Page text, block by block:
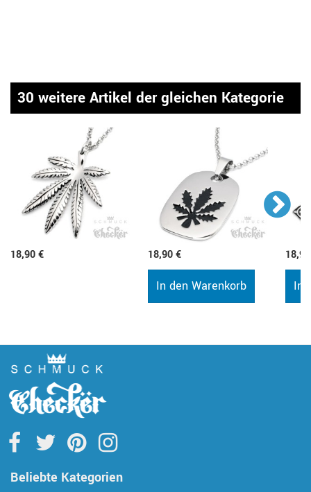
30 weitere Artikel der gleichen Kategorie
18,90 € 18,90 €
In den Warenkorb In
Beliebte Kategorien